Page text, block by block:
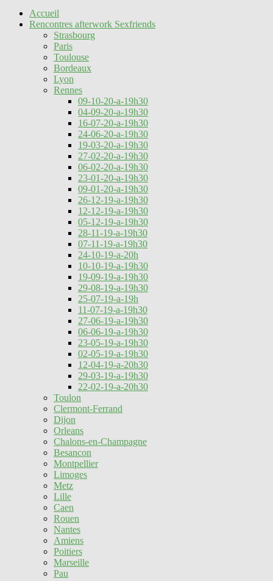
Accueil
Rencontres afterwork Sexfriends
Strasbourg
Paris
Toulouse
Bordeaux
Lyon
Rennes
09-10-20-a-19h30
04-09-20-a-19h30
16-07-20-a-19h30
24-06-20-a-19h30
19-03-20-a-19h30
27-02-20-a-19h30
06-02-20-a-19h30
23-01-20-a-19h30
09-01-20-a-19h30
26-12-19-a-19h30
12-12-19-a-19h30
05-12-19-a-19h30
28-11-19-a-19h30
07-11-19-a-19h30
24-10-19-a-20h
10-10-19-a-19h30
19-09-19-a-19h30
29-08-19-a-19h30
25-07-19-a-19h
11-07-19-a-19h30
27-06-19-a-19h30
06-06-19-a-19h30
23-05-19-a-19h30
02-05-19-a-19h30
12-04-19-a-20h30
29-03-19-a-19h30
22-02-19-a-20h30
Toulon
Clermont-Ferrand
Dijon
Orleans
Chalons-en-Champagne
Besancon
Montpellier
Limoges
Metz
Lille
Caen
Rouen
Nantes
Amiens
Poitiers
Marseille
Pau